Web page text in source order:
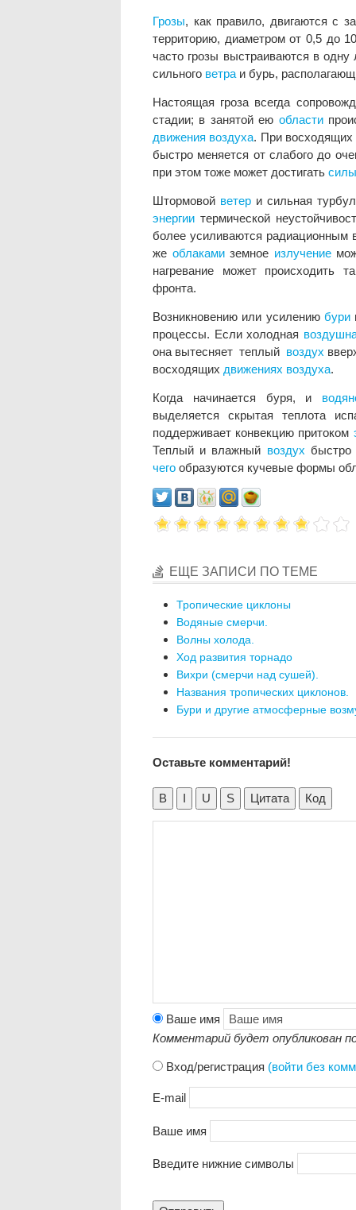
Грозы, как правило, двигаются с
территорию, диаметром от 0,5 до
часто грозы выстраиваются в
сильного ветра и бурь,
Настоящая гроза всегда
стадии; в занятой ею области
движения воздуха. При восходящих
быстро меняется от слабого до
при этом тоже может достигать силы
Штормовой ветер и сильная
энергии термической
более усиливаются радиационным
же облакамиземное излучение
нагревание может происходить
фронта.
Возникновению или усилению бури
процессы. Если холодная
она вытесняет теплый воздух
восходящих движениях воздуха.
Когда начинается буря, и
выделяется скрытая теплота
поддерживает конвекцию притоком
Теплый и влажный воздух быстро
чего образуются кучевые формы
ЕЩЕ ЗАПИСИ ПО ТЕМЕ
Тропические циклоны
Водяные смерчи.
Волны холода.
Ход развития торнадо
Вихри (смерчи над сушей).
Названия тропических циклонов.
Бури и другие атмосферные
Оставьте комментарий!
B I U S Цитата Код
Ваше имя
Комментарий будет опубликован
Вход/регистрация (войти без
E-mail
Ваше имя
Введите нижние символы